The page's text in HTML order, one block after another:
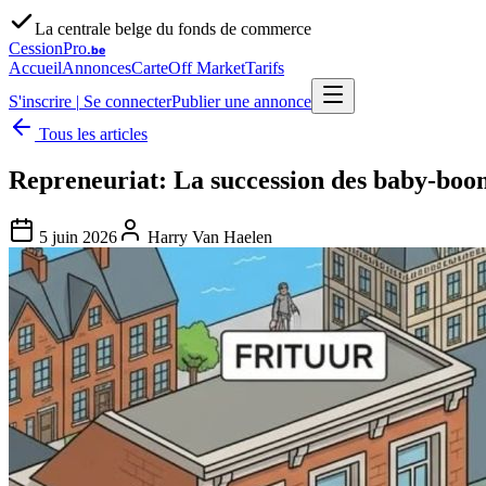
La centrale belge du fonds de commerce
CessionPro.be
AccueilAnnoncesCarteOff MarketTarifs
S'inscrire | Se connecterPublier une annonce
Tous les articles
Repreneuriat: La succession des baby-
5 juin 2026 Harry Van Haelen